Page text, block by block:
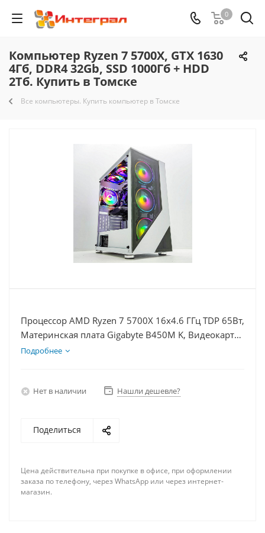
0
Компьютер Ryzen 7 5700X, GTX 1630
4Гб, DDR4 32Gb, SSD 1000Гб + HDD
2Тб. Купить в Томске
Все компьютеры. Купить компьютер в Томске
Процессор AMD Ryzen 7 5700X 16x4.6 ГГц TDP 65Вт,
Материнская плата Gigabyte B450M K, Видеокарта
GTX 1630 4Гб, Память DDR4 32Gb, Диски SSD
Подробнее
Нет в наличии Нашли дешевле?
Поделиться
Цена действительна при покупке в офисе, при оформлении
заказа по телефону, через WhatsApp или через интернет-
магазин.